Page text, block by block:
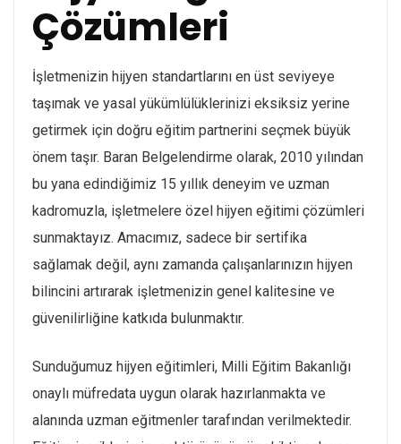
Çözümleri
İşletmenizin hijyen standartlarını en üst seviyeye
taşımak ve yasal yükümlülüklerinizi eksiksiz yerine
getirmek için doğru eğitim partnerini seçmek büyük
önem taşır. Baran Belgelendirme olarak, 2010 yılından
bu yana edindiğimiz 15 yıllık deneyim ve uzman
kadromuzla, işletmelere özel hijyen eğitimi çözümleri
sunmaktayız. Amacımız, sadece bir sertifika
sağlamak değil, aynı zamanda çalışanlarınızın hijyen
bilincini artırarak işletmenizin genel kalitesine ve
güvenilirliğine katkıda bulunmaktır.
Sunduğumuz hijyen eğitimleri, Milli Eğitim Bakanlığı
onaylı müfredata uygun olarak hazırlanmakta ve
alanında uzman eğitmenler tarafından verilmektedir.